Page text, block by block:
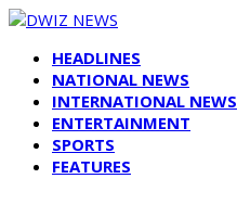
HEADLINES
NATIONAL NEWS
INTERNATIONAL NEWS
ENTERTAINMENT
SPORTS
FEATURES